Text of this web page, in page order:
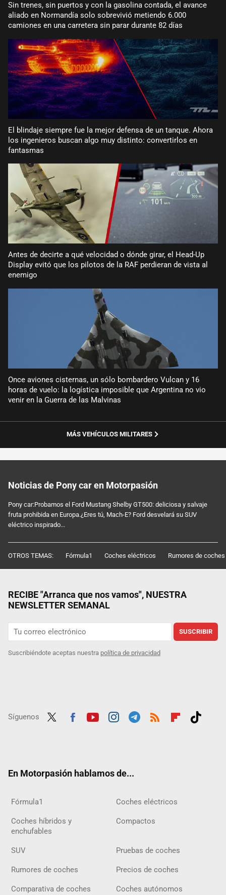
Sin trenes, sin puertos y con la gasolina contada, el avance
aliado en Normandía solo sobrevivió metiendo 6.000
camiones en una carretera sin parar durante 82 días
El blindaje siempre fue la mejor defensa de un tanque. Ahora
los ingenieros buscan algo muy distinto: convertirlos en
fantasmas
Antes de decirte a qué velocidad o dónde girar, el Head-Up
Display evitó que los pilotos de la RAF perdieran de vista al
enemigo
Once aviones cisternas, un sólo bombardero Vulcan y 16
horas de vuelo: la logística imposible que Argentina no vio
venir en la Guerra de las Malvinas
MÁS VEHÍCULOS MILITARES
Noticias de Pony car en Motorpasión
Pony car:Probamos el Ford Mustang Shelby GT500: deliciosa y salvaje
fruta prohibida en Europa.¿Eres tú, Mach-E? Ford desvelará su SUV
eléctrico inspirado...
OTROS TEMAS: Fórmula1 Coches eléctricos Rumores de coches
RECIBE "Arranca que nos vamos", NUESTRA
NEWSLETTER SEMANAL
SUSCRIBIR
Suscribiéndote aceptas nuestra política de privacidad
Síguenos
En Motorpasión hablamos de...
Fórmula1 Coches eléctricos
Coches híbridos y
enchufables
Compactos
SUV Pruebas de coches
Rumores de coches Precios de coches
Comparativa de coches Coches autónomos